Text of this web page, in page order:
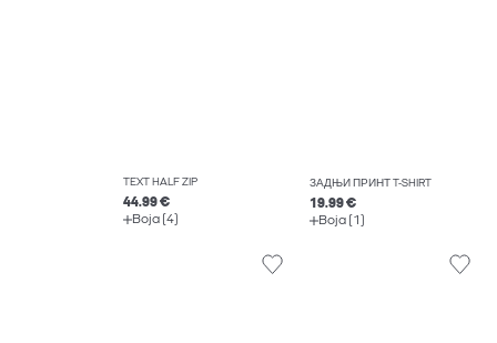
TEXT HALF ZIP
44.99 €
Boja (4)
ЗАДЊИ ПРИНТ T-SHIRT
19.99 €
Boja (1)